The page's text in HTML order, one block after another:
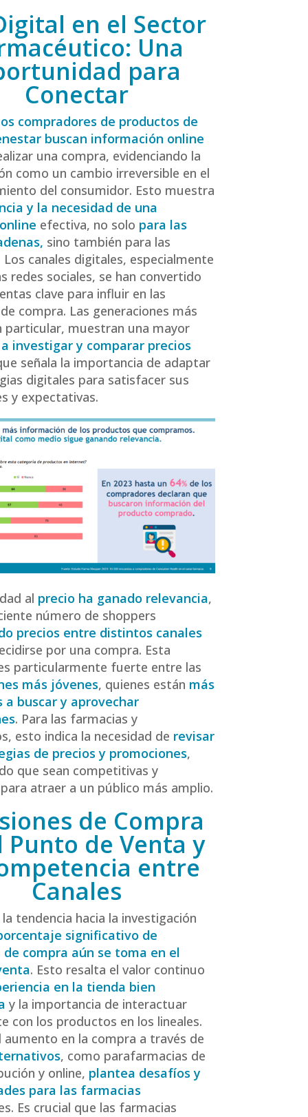
en el Sector
Una
para
Conectar
compradores de productos de
buscan información online
una compra, evidenciando la
como un cambio irreversible en el
del consumidor. Esto muestra
y la necesidad de una
efectiva, no solo para las
sino también para las
Los canales digitales, especialmente
redes sociales, se han convertido
clave para influir en las
compra. Las generaciones más
particular, muestran una mayor
investigar y comparar precios
señala la importancia de adaptar
digitales para satisfacer sus
y expectativas.
al precio ha ganado relevancia,
número de shoppers
precios entre distintos canales
por una compra. Esta
particularmente fuerte entre las
más jóvenes, quienes están más
a buscar y aprovechar
. Para las farmacias y
esto indica la necesidad de revisar
de precios y promociones,
que sean competitivas y
atraer a un público más amplio.
de Compra
Punto de Venta y
entre
Canales
tendencia hacia la investigación
significativo de
de compra aún se toma en el
. Esto resalta el valor continuo
en la tienda bien
y la importancia de interactuar
con los productos en los lineales.
aumento en la compra a través de
, como parafarmacias de
y online, plantea desafíos y
para las farmacias
Es crucial que las farmacias